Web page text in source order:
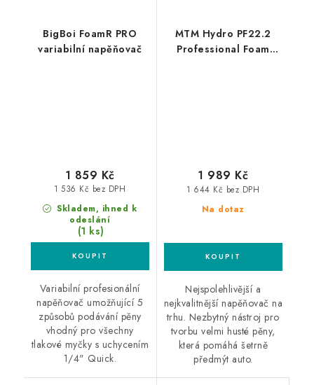
BigBoi FoamR PRO
variabilní napěňovač
Skladem, ihned k
odeslání
(1 ks)
1 536 Kč bez DPH
1 859 Kč
Variabilní profesionální
napěňovač umožňující 5
způsobů podávání pěny
vhodný pro všechny
tlakové myčky s uchycením
1/4" Quick.
MTM Hydro PF22.2
Professional Foam
Na dotaz
1 644 Kč bez DPH
1 989 Kč
Nejspolehlivější a
nejkvalitnější napěňovač na
trhu. Nezbytný nástroj pro
tvorbu velmi husté pěny,
která pomáhá šetrně
předmýt auto.